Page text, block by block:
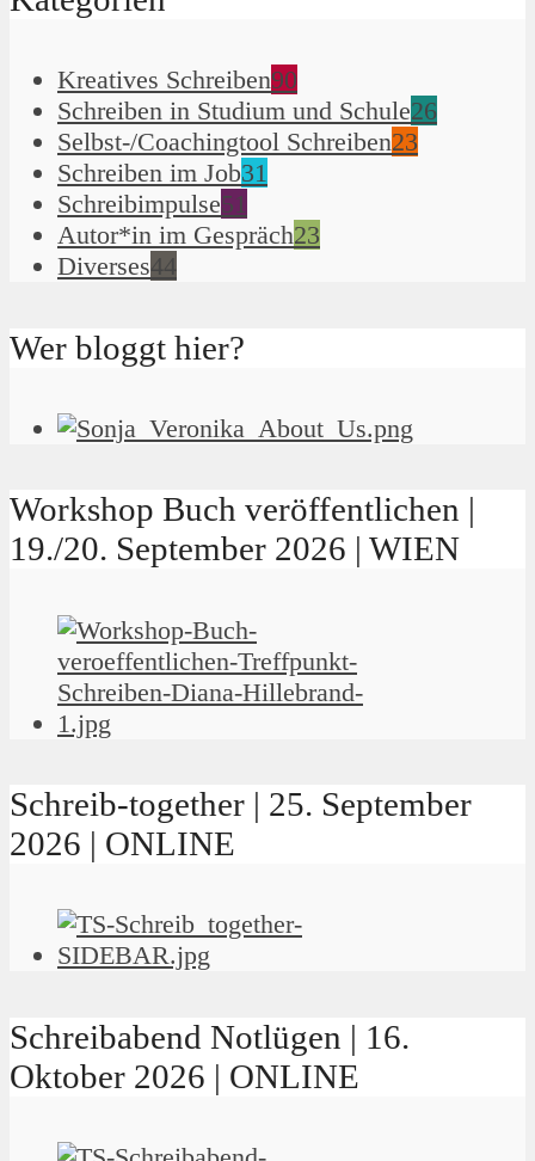
Kreatives Schreiben90
Schreiben in Studium und Schule26
Selbst-/Coachingtool Schreiben23
Schreiben im Job31
Schreibimpulse51
Autor*in im Gespräch23
Diverses44
Wer bloggt hier?
Workshop Buch veröffentlichen |
19./20. September 2026 | WIEN
Schreib-together | 25. September
2026 | ONLINE
Schreibabend Notlügen | 16.
Oktober 2026 | ONLINE